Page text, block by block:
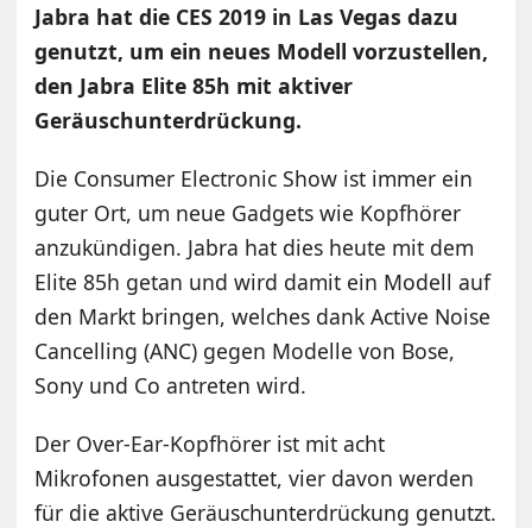
Jabra hat die CES 2019 in Las Vegas dazu
genutzt, um ein neues Modell vorzustellen,
den Jabra Elite 85h mit aktiver
Geräuschunterdrückung.
Die Consumer Electronic Show ist immer ein
guter Ort, um neue Gadgets wie Kopfhörer
anzukündigen. Jabra hat dies heute mit dem
Elite 85h getan und wird damit ein Modell auf
den Markt bringen, welches dank Active Noise
Cancelling (ANC) gegen Modelle von Bose,
Sony und Co antreten wird.
Der Over-Ear-Kopfhörer ist mit acht
Mikrofonen ausgestattet, vier davon werden
für die aktive Geräuschunterdrückung genutzt.